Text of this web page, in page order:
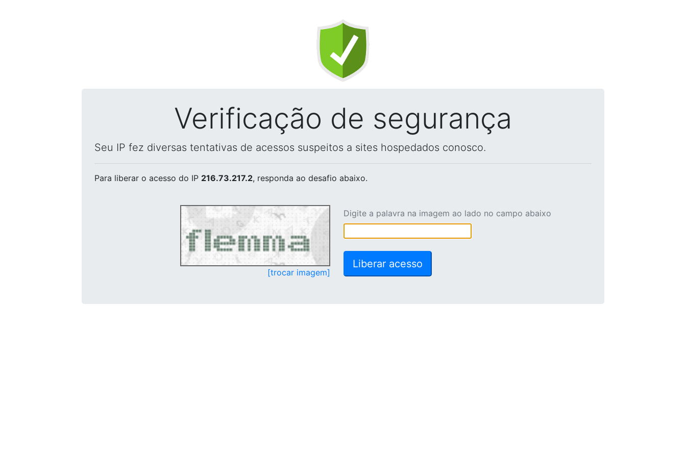
Verificação de segurança
Seu IP fez diversas tentativas de acessos suspeitos a sites hospedados conosco.
Para liberar o acesso do IP 216.73.217.2, responda ao desafio abaixo.
[trocar imagem]
Digite a palavra na imagem ao lado no campo abaixo